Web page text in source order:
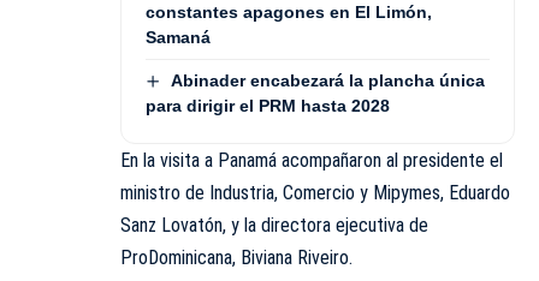
constantes apagones en El Limón,
Samaná
Abinader encabezará la plancha única
para dirigir el PRM hasta 2028
En la visita a Panamá acompañaron al presidente el
ministro de Industria, Comercio y Mipymes, Eduardo
Sanz Lovatón, y la directora ejecutiva de
ProDominicana, Biviana Riveiro.